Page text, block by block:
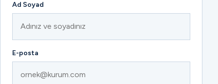
Ad Soyad
E-posta